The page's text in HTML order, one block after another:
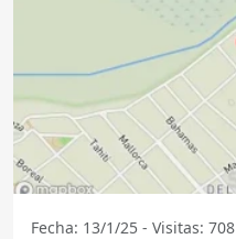
Fecha: 13/1/25 - Visitas: 708